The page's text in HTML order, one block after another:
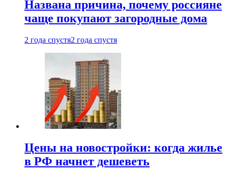
Названа причина, почему россияне
чаще покупают загородные дома
2 года спустя2 года спустя
Цены на новостройки: когда жилье
в РФ начнет дешеветь